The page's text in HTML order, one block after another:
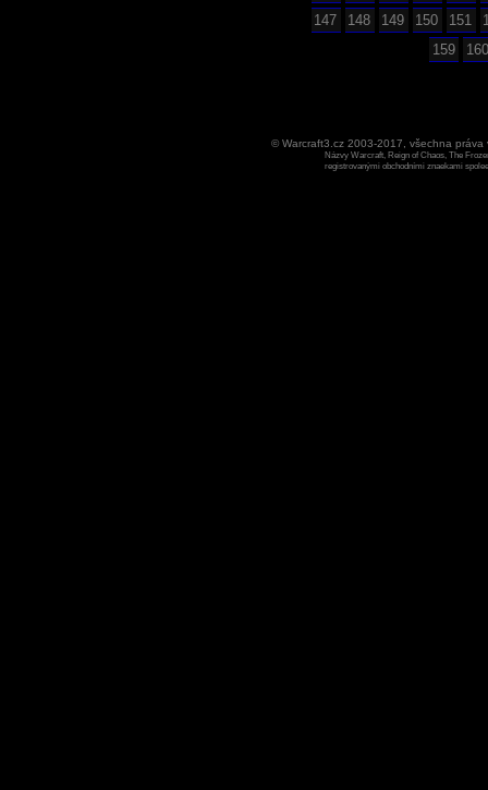
147
148 149 150 151
159
160
© Warcraft3.cz 2003-2017, všechna
Názvy Warcraft, Reign of Chaos, The
registrovanými obchodními znaekami